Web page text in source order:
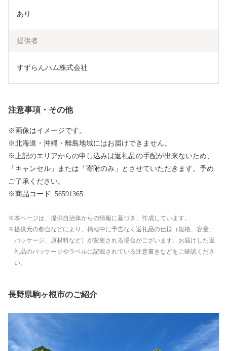
あり
提供者
すずらんハム株式会社
注意事項・その他
※画像はイメージです。
※北海道・沖縄・離島地域にはお届けできません。
※上記のエリアからの申し込みは返礼品の手配が出来ないため、
「キャンセル」または「寄附のみ」とさせていただきます。予め
ご了承ください。
※商品コード: 56591365
本ページは、提供自治体からの情報に基づき、作成しています。
提供元の都合などにより、掲載中に予告なく返礼品の仕様（規格、容量、
パッケージ、原材料など）が変更される場合がございます。お届けした返
礼品のパッケージやラベルに記載されている注意書きなどをご確認くださ
い。
長野県駒ヶ根市のご紹介